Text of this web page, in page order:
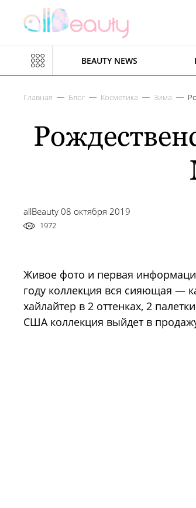
BEAUTY NEWS
Главная Блог Косметика Зима
allBeauty 08 октября 2019
1972
Живое фото и первая
году коллекция вся сияющая —
хайлайтер в 2 оттенках, 2
США коллекция выйдет в